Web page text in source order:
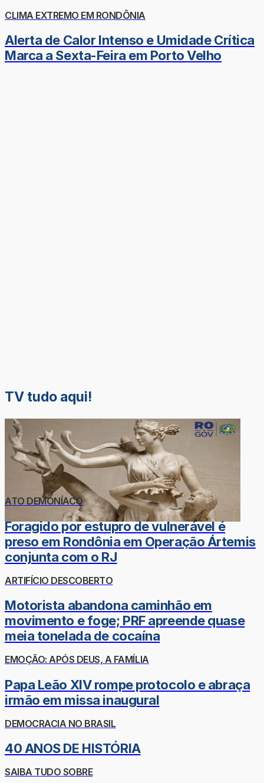
CLIMA EXTREMO EM RONDÔNIA
Alerta de Calor Intenso e Umidade Crítica
Marca a Sexta-Feira em Porto Velho
TV tudo aqui!
ATO DEMONÍACO
Foragido por estupro de vulnerável é
preso em Rondônia em Operação Ártemis
conjunta com o RJ
ARTIFÍCIO DESCOBERTO
Motorista abandona caminhão em
movimento e foge; PRF apreende quase
meia tonelada de cocaína
EMOÇÃO: APÓS DEUS, A FAMÍLIA
Papa Leão XIV rompe protocolo e abraça
irmão em missa inaugural
DEMOCRACIA NO BRASIL
40 ANOS DE HISTÓRIA
SAIBA TUDO SOBRE